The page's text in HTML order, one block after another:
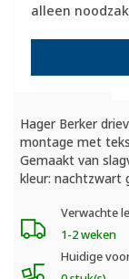
alleen
Hager Berker
montage met
Gemaakt van
kleur: nachtzwart
Verwachte
1-2 weken
Huidige